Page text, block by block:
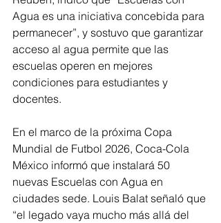
Agua es una iniciativa concebida para
permanecer”, y sostuvo que garantizar
acceso al agua permite que las
escuelas operen en mejores
condiciones para estudiantes y
docentes.
En el marco de la próxima Copa
Mundial de Futbol 2026, Coca-Cola
México informó que instalará 50
nuevas Escuelas con Agua en
ciudades sede. Louis Balat señaló que
“el legado vaya mucho más allá del